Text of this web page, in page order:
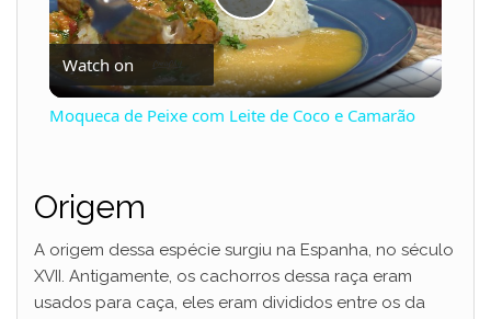
P
l
V
Watch on
Moqueca de Peixe com Leite de Coco e Camarão
Origem
A origem dessa espécie surgiu na Espanha, no século
XVII. Antigamente, os cachorros dessa raça eram
usados para caça, eles eram divididos entre os da